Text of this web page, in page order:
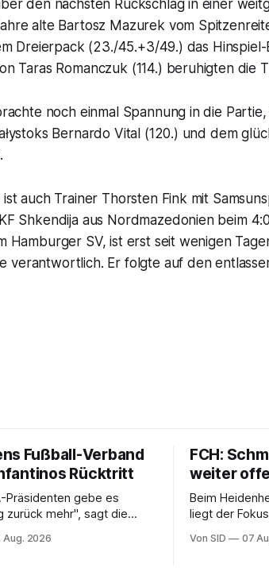
den nächsten Rückschlag in einer
alte Bartosz Mazurek vom
Dreierpack (23./45.+3/49.) das Hinspiel-
Taras Romanczuk (114.) beruhigten die
noch einmal Spannung in die
Bernardo Vital (120.) und dem
auch Trainer Thorsten Fink mit
Shkendija aus Nordmazedonien beim
Hamburger SV, ist erst seit wenigen
verantwortlich. Er folgte auf den
Fußball-Verband
Rücktritt
Präsidenten gebe es
zurück mehr", sagt die
Aug. 2026
FCH:
weiter
Beim
liegt der Fokus nur auf dem Zweitliga-
Von SID 07